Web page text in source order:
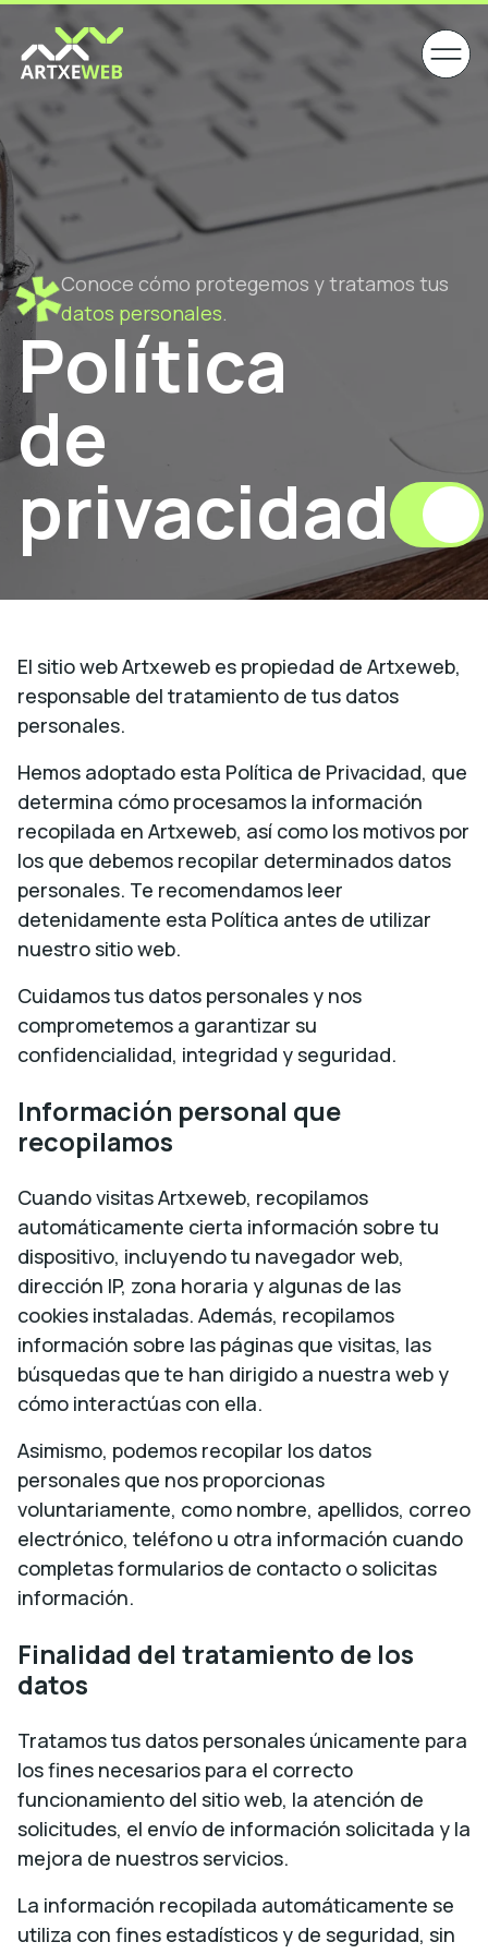
Conoce cómo protegemos y tratamos tus
datos personales.
Política
de
privacidad
El sitio web Artxeweb es propiedad de Artxeweb,
responsable del tratamiento de tus datos
personales.
Hemos adoptado esta Política de Privacidad, que
determina cómo procesamos la información
recopilada en Artxeweb, así como los motivos por
los que debemos recopilar determinados datos
personales. Te recomendamos leer
detenidamente esta Política antes de utilizar
nuestro sitio web.
Cuidamos tus datos personales y nos
comprometemos a garantizar su
confidencialidad, integridad y seguridad.
Información personal que
recopilamos
Cuando visitas Artxeweb, recopilamos
automáticamente cierta información sobre tu
dispositivo, incluyendo tu navegador web,
dirección IP, zona horaria y algunas de las
cookies instaladas. Además, recopilamos
información sobre las páginas que visitas, las
búsquedas que te han dirigido a nuestra web y
cómo interactúas con ella.
Asimismo, podemos recopilar los datos
personales que nos proporcionas
voluntariamente, como nombre, apellidos, correo
electrónico, teléfono u otra información cuando
completas formularios de contacto o solicitas
información.
Finalidad del tratamiento de los
datos
Tratamos tus datos personales únicamente para
los fines necesarios para el correcto
funcionamiento del sitio web, la atención de
solicitudes, el envío de información solicitada y la
mejora de nuestros servicios.
La información recopilada automáticamente se
utiliza con fines estadísticos y de seguridad, sin